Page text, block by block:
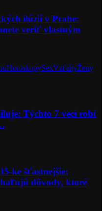
ilúzií v Prahe:
veriť vlastným
HoroskopySexVzťahyŽeny
Týchto 7 vecí robí
ke šťastnejšie:
dôvody, ktoré